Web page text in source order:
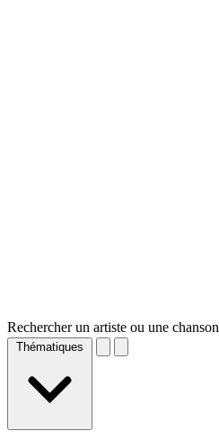
Rechercher un artiste ou une chanson
Thématiques